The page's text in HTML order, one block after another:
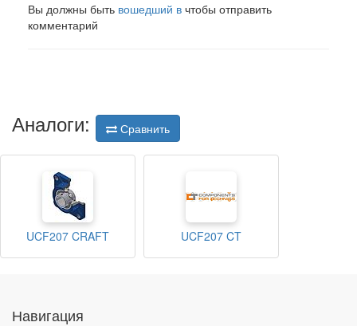
Вы должны быть вошедший в чтобы отправить
комментарий
Аналоги: Сравнить
UCF207 CRAFT UCF207 CT
Навигация